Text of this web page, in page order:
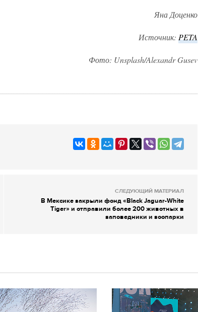
Яна Доценко
Источник: PETA
Фото: Unsplash/Alexandr Gusev
СЛЕДУЮЩИЙ МАТЕРИАЛ
В Мексике закрыли фонд «Black Jaguar-White
Tiger» и отправили более 200 животных в
заповедники и зоопарки